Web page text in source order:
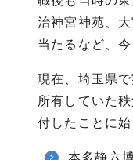
治神宮神苑、
当たるなど、
現在、埼玉県
所有していた
付したことに始
本多静六